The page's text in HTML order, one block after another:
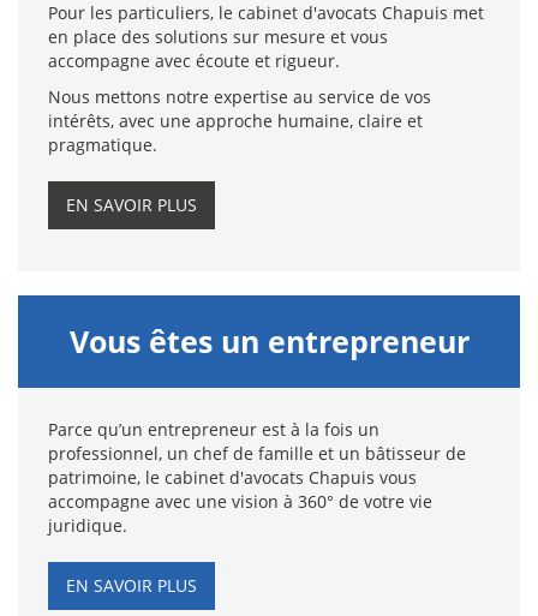
Pour les particuliers, le cabinet d'avocats Chapuis met
en place des solutions sur mesure et vous
accompagne avec écoute et rigueur.
Nous mettons notre expertise au service de vos
intérêts, avec une approche humaine, claire et
pragmatique.
EN SAVOIR PLUS
Vous êtes un entrepreneur
Parce qu’un entrepreneur est à la fois un
professionnel, un chef de famille et un bâtisseur de
patrimoine, le cabinet d'avocats Chapuis vous
accompagne avec une vision à 360° de votre vie
juridique.
EN SAVOIR PLUS